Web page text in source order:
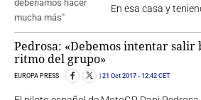
En esa casa y
Pedrosa: «Debemos intentar
ritmo del grupo»
EUROPA PRESS 21 Oct 2017 - 12:42 CET